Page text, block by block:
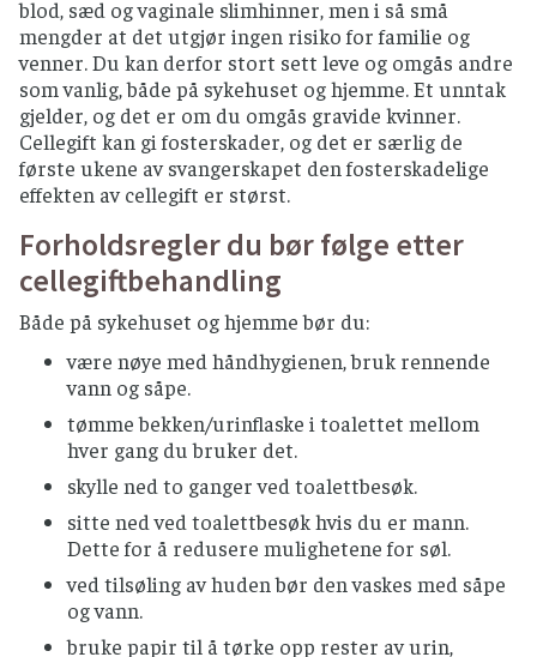
blod, sæd og vaginale slimhinner, men i så små
mengder at det utgjør ingen risiko for familie og
venner. Du kan derfor stort sett leve og omgås andre
som vanlig, både på sykehuset og hjemme. Et unntak
gjelder, og det er om du omgås gravide kvinner.
Cellegift kan gi fosterskader, og det er særlig de
første ukene av svangerskapet den fosterskadelige
effekten av cellegift er størst.
Forholdsregler du bør følge etter
cellegiftbehandling
Både på sykehuset og hjemme bør du:
være nøye med håndhygienen, bruk rennende
vann og såpe.
tømme bekken/urinflaske i toalettet mellom
hver gang du bruker det.
skylle ned to ganger ved toalettbesøk.
sitte ned ved toalettbesøk hvis du er mann.
Dette for å redusere mulighetene for søl.
ved tilsøling av huden bør den vaskes med såpe
og vann.
bruke papir til å tørke opp rester av urin,